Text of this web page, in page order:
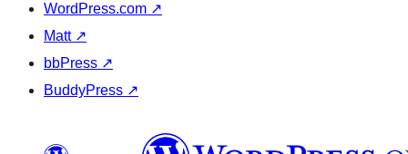
WordPress.com ↗
Matt ↗
bbPress ↗
BuddyPress ↗